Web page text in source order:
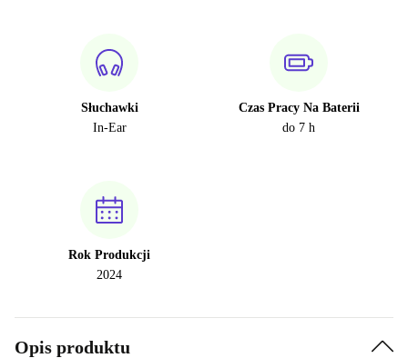
Słuchawki
In-Ear
Czas Pracy Na Baterii
do 7 h
Rok Produkcji
2024
Opis produktu